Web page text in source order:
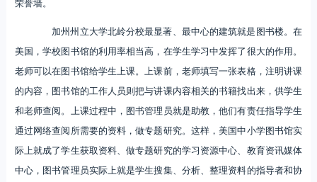
加州州立大学北岭分校最显著、最中心的建筑就是图书楼。在
美国，学校图书馆的利用率相当高，在学生学习中发挥了很大的作用。
老师可以在图书馆给学生上课。上课前，老师填写一张表格，注明讲课
的内容，图书馆的工作人员则把与讲课内容相关的书籍找出来，供学生
和老师查阅。上课过程中，图书管理员就是助教，他们有责任指导学生
通过网络查阅所需要的资料，做专题研究。这样，美国中小学图书馆实
际上就成了学生获取资料、做专题研究的学习资源中心、教育资讯媒体
中心，图书管理员实际上就是学生搜集、分析、整理资料的指导者和协